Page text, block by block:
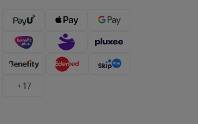
+ 17